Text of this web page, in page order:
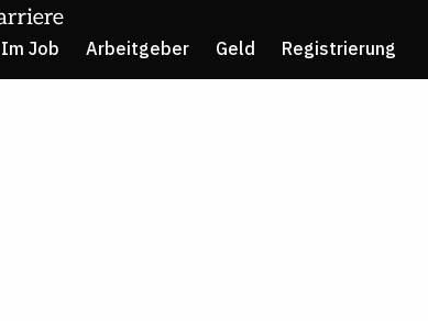
Im Job Arbeitgeber Geld Registrierung